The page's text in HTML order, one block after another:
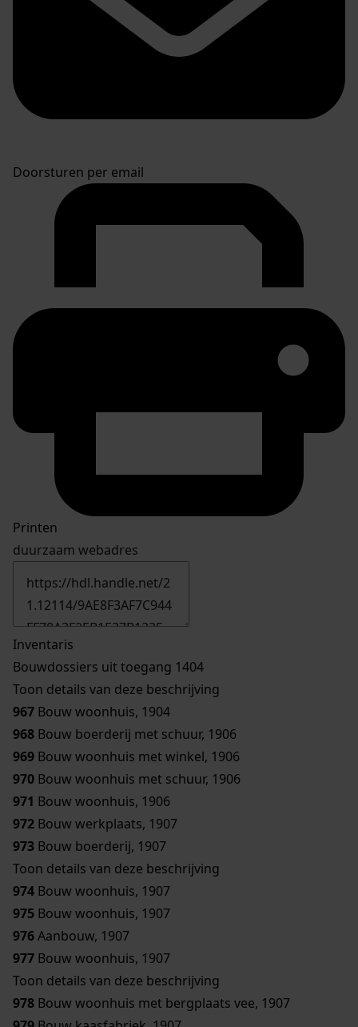
Doorsturen per email
Printen
duurzaam webadres
Inventaris
Bouwdossiers uit toegang 1404
Toon details van deze beschrijving
967 Bouw woonhuis, 1904
968 Bouw boerderij met schuur, 1906
969 Bouw woonhuis met winkel, 1906
970 Bouw woonhuis met schuur, 1906
971 Bouw woonhuis, 1906
972 Bouw werkplaats, 1907
973 Bouw boerderij, 1907
Toon details van deze beschrijving
974 Bouw woonhuis, 1907
975 Bouw woonhuis, 1907
976Aanbouw, 1907
977 Bouw woonhuis, 1907
Toon details van deze beschrijving
978 Bouw woonhuis met bergplaats vee, 1907